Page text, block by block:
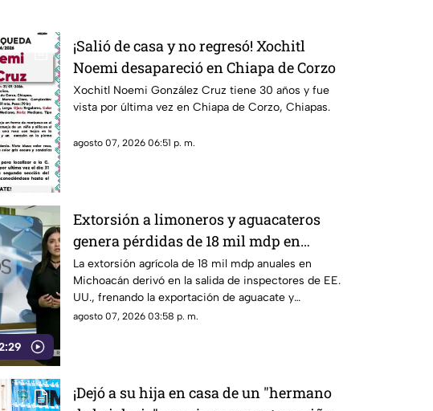
¡Salió de casa y no regresó! Xochitl
Noemi desapareció en Chiapa de Corzo
Xochitl Noemi González Cruz tiene 30 años y fue
vista por última vez en Chiapa de Corzo, Chiapas.
agosto 07, 2026 06:51 p. m.
Extorsión a limoneros y aguacateros
genera pérdidas de 18 mil mdp en
Michoacán
La extorsión agrícola de 18 mil mdp anuales en
Michoacán derivó en la salida de inspectores de EE.
UU., frenando la exportación de aguacate y
provocando severas pérdidas.
agosto 07, 2026 03:58 p. m.
¡Dejó a su hija en casa de un "hermano